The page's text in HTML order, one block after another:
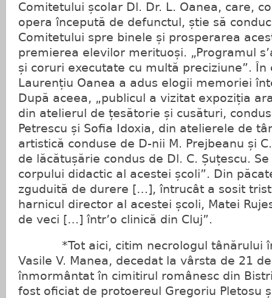
Comitetului școlar Dl. Dr. L. Oanea, care,
opera începută de defunctul, știe să
Comitetului spre binele și prosperarea
premierea elevilor merituoși. „Programul
și coruri executate cu multă preciziune”. În
Laurențiu Oanea a adus elogii memoriei
După aceea, „publicul a vizitat expoziția
din atelierul de țesătorie și cusături,
Petrescu și Sofia Idoxia, din atelierele de
artistică conduse de D-nii M. Prejbeanu și
de lăcătușărie condus de Dl. C. Șuțescu.
corpului didactic al acestei școli”. Din
zguduită de durere […], întrucât a sosit
harnicul director al acestei școli, Matei
de veci […] într’o clinică din Cluj”.
*Tot aici, citim necrologul tânărului
Vasile V. Manea, decedat la vârsta de 21
înmormântat în cimitirul românesc din
fost oficiat de protoereul Gregoriu Pletosu